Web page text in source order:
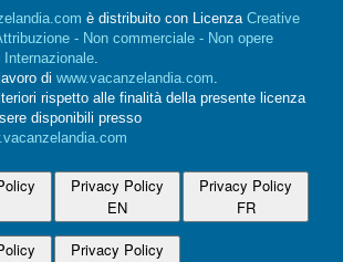
è distribuito con Licenza Creative
- Non commerciale - Non opere
.
di www.vacanzelandia.com.
rispetto alle finalità della presente licenza
disponibili presso
Privacy Policy
EN
Privacy Policy
FR
Privacy Policy